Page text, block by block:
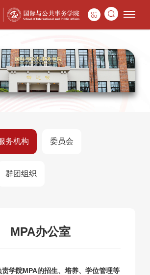
务机构 委员会
群团组织
MPA办公室
责学院MPA的招生、培养、学位管理等